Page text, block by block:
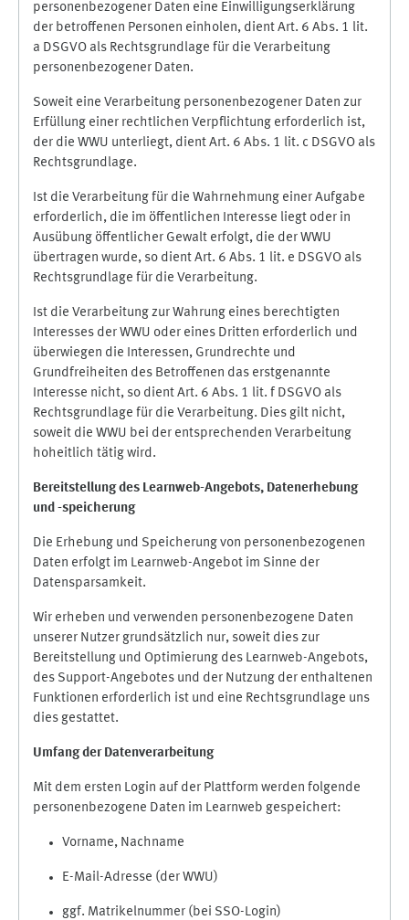
personenbezogener Daten eine Einwilligungserklärung
der betroffenen Personen einholen, dient Art. 6 Abs. 1 lit.
a DSGVO als Rechtsgrundlage für die Verarbeitung
personenbezogener Daten.
Soweit eine Verarbeitung personenbezogener Daten zur
Erfüllung einer rechtlichen Verpflichtung erforderlich ist,
der die WWU unterliegt, dient Art. 6 Abs. 1 lit. c DSGVO als
Rechtsgrundlage.
Ist die Verarbeitung für die Wahrnehmung einer Aufgabe
erforderlich, die im öffentlichen Interesse liegt oder in
Ausübung öffentlicher Gewalt erfolgt, die der WWU
übertragen wurde, so dient Art. 6 Abs. 1 lit. e DSGVO als
Rechtsgrundlage für die Verarbeitung.
Ist die Verarbeitung zur Wahrung eines berechtigten
Interesses der WWU oder eines Dritten erforderlich und
überwiegen die Interessen, Grundrechte und
Grundfreiheiten des Betroffenen das erstgenannte
Interesse nicht, so dient Art. 6 Abs. 1 lit. f DSGVO als
Rechtsgrundlage für die Verarbeitung. Dies gilt nicht,
soweit die WWU bei der entsprechenden Verarbeitung
hoheitlich tätig wird.
Bereitstellung des Learnweb-Angebots, Datenerhebung
und -speicherung
Die Erhebung und Speicherung von personenbezogenen
Daten erfolgt im Learnweb-Angebot im Sinne der
Datensparsamkeit.
Wir erheben und verwenden personenbezogene Daten
unserer Nutzer grundsätzlich nur, soweit dies zur
Bereitstellung und Optimierung des Learnweb-Angebots,
des Support-Angebotes und der Nutzung der enthaltenen
Funktionen erforderlich ist und eine Rechtsgrundlage uns
dies gestattet.
Umfang der Datenverarbeitung
Mit dem ersten Login auf der Plattform werden folgende
personenbezogene Daten im Learnweb gespeichert:
Vorname, Nachname
E-Mail-Adresse (der WWU)
ggf. Matrikelnummer (bei SSO-Login)